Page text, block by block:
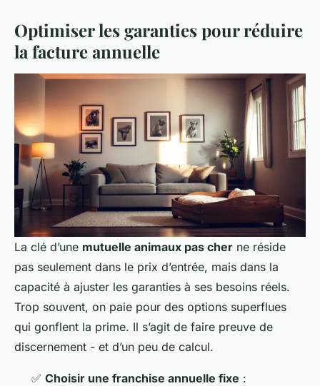
Optimiser les garanties pour réduire
la facture annuelle
La clé d’une mutuelle animaux pas cher ne réside
pas seulement dans le prix d’entrée, mais dans la
capacité à ajuster les garanties à ses besoins réels.
Trop souvent, on paie pour des options superflues
qui gonflent la prime. Il s’agit de faire preuve de
discernement - et d’un peu de calcul.
✅ Choisir une franchise annuelle fixe :